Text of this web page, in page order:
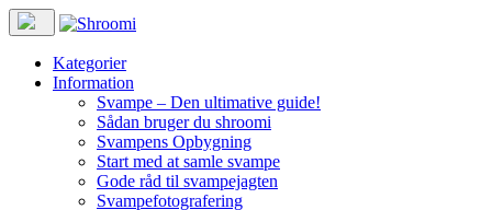
Kategorier
Information
Svampe – Den ultimative guide!
Sådan bruger du shroomi
Svampens Opbygning
Start med at samle svampe
Gode råd til svampejagten
Svampefotografering